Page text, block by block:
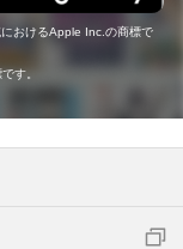
おけるApple Inc.の商標で
す。